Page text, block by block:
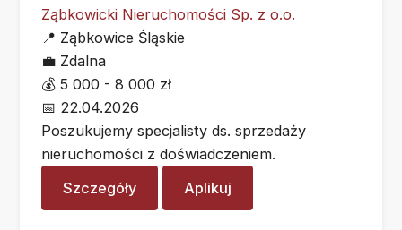
Ząbkowicki Nieruchomości Sp. z o.o.
📍 Ząbkowice Śląskie
💼 Zdalna
💰 5 000 - 8 000 zł
📅 22.04.2026
Poszukujemy specjalisty ds. sprzedaży
nieruchomości z doświadczeniem.
Szczegóły
Aplikuj